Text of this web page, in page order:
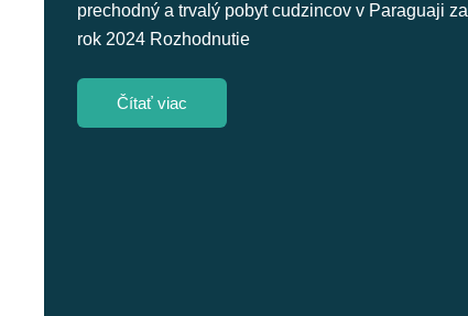
prechodný a trvalý pobyt cudzincov v Paraguaji za
rok 2024 Rozhodnutie
Čítať viac